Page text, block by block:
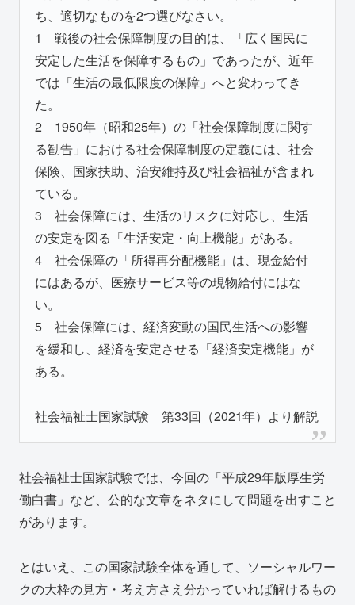
ち、適切なものを2つ選びなさい。
1 戦後の社会保障制度の目的は、「広く国民に
安定した生活を保障するもの」であったが、近年
では「生活の最低限度の保障」へと変わってき
た。
2 1950年（昭和25年）の「社会保障制度に関す
る勧告」における社会保障制度の定義には、社会
保険、国家扶助、治安維持及び社会福祉が含まれ
ている。
3 社会保障には、生活のリスクに対応し、生活
の安定を図る「生活安定・向上機能」がある。
4 社会保障の「所得再分配機能」は、現金給付
にはあるが、医療サービス等の現物給付にはな
い。
5 社会保障には、経済変動の国民生活への影響
を緩和し、経済を安定させる「経済安定機能」が
ある。
社会福祉士国家試験 第33回（2021年）より解説
社会福祉士国家試験では、今回の「平成29年版厚生労
働白書」など、公的な文章をネタにして問題を出すこと
があります。
とはいえ、この国家試験全体を通して、ソーシャルワー
クの大枠の見方・考え方さえ分かっていれば解けるもの